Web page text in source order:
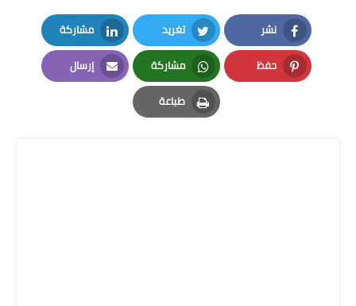
نشر
Facebook
تغريد
Twitter
مشاركة
LinkedIn
حفظ
Pinterest
مشاركة
Whatsapp
إرسال
Email
طباعة
Print